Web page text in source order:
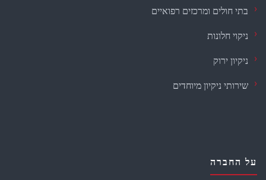
בתי חולים ומרכזים רפואיים
ניקוי חלונות
ניקיון ירוק
שירותי ניקיון מיוחדים
על החברה